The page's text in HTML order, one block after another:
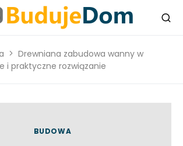
Drewniana zabudowa wanny w
i praktyczne rozwiązanie
BUDOWA